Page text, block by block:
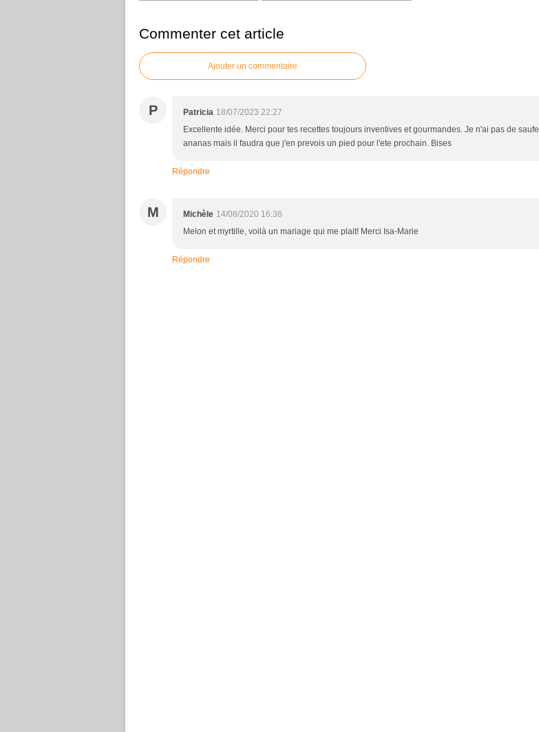
Commenter cet article
Ajouter un commentaire
P Patricia 18/07/2023 22:27
Excellente idée. Merci pour tes recettes toujours inventives et gourmandes. Je n'ai pas de saufe
ananas mais il faudra que j'en prevois un pied pour l'ete prochain. Bises
Répondre
M Michèle 14/08/2020 16:36
Melon et myrtille, voilà un mariage qui me plait! Merci Isa-Marie
Répondre